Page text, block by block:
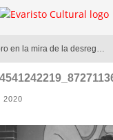
El libro en la mira de la desregulación
Rubio | El llovedor
Meret | Hotel Acapulco
Correa | La nieve
2020